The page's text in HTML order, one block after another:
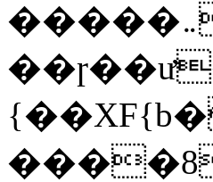
�����܅2�<���{�C��z